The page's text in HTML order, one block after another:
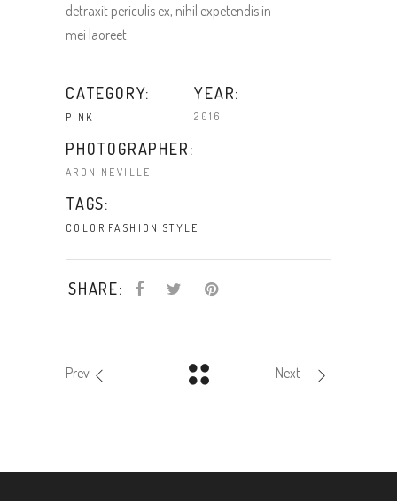
detraxit periculis ex, nihil expetendis in
mei laoreet.
CATEGORY:
PINK
YEAR:
2016
PHOTOGRAPHER:
ARON NEVILLE
TAGS:
COLOR FASHION STYLE
SHARE:
Prev Next